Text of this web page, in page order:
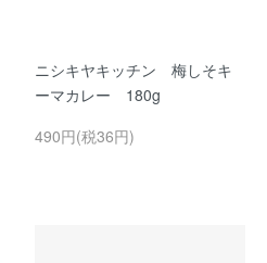
ニシキヤキッチン 梅しそキ
ーマカレー 180g
490円(税36円)